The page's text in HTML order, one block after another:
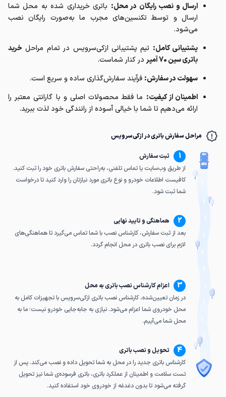
ارسال و نصب رایگان در محل: باتری خریداری شده به محل شما
ارسال و توسط تکنسین‌های مجرب ما به‌صورت رایگان نصب
می‌شود.
پشتیبانی کامل: تیم پشتیبانی ازکی‌سرویس در تمام مراحل خرید
باتری سین 70 آمپر
در کنار شماست.
سهولت در سفارش: فرآیند سفارش‌گذاری ساده و سریع است.
اطمینان از کیفیت: ما فقط محصولات اصلی و با گارانتی معتبر را
ارائه می‌دهیم تا شما با خیالی آسوده از رانندگی خود لذت ببرید.
مراحل سفارش باتری در ازکی‌سرویس
1
ثبت سفارش
از طریق وب‌سایت یا تماس تلفنی، به‌راحتی سفارش باتری خود را ثبت کنید.
کافیست اطلاعات خودرو و نوع باتری مورد نیازتان را وارد کنید تا درخواست
شما ثبت شود.
2
هماهنگی و تایید نهایی
بعد از ثبت سفارش، کارشناس نصب با شما تماس می‌گیرد تا هماهنگی‌های
لازم برای نصب باتری در محل انجام گردد.
3
اعزام کارشناس نصب باتری به محل
در زمان تعیین‌شده، کارشناس نصب باتری ازکی‌سرویس با تجهیزات کامل به
محل خودروی شما اعزام می‌شود. نیازی به جابه‌جایی خودرو نیست؛ ما به
محل شما می‌آییم.
4
تحویل و نصب باتری
کارشناس باتری جدید را در محل به شما تحویل داده و نصب می‌کند. پس از
تست سلامت و اطمینان از عملکرد باتری، باتری فرسوده‌ی شما نیز تحویل
گرفته می‌شود تا بدون دغدغه از خودروی خود استفاده کنید.